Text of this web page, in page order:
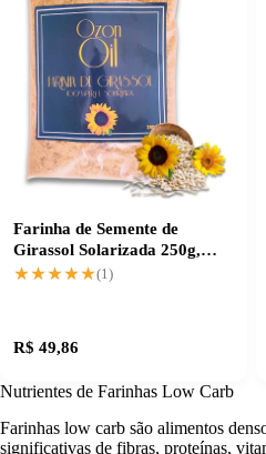
Farinha de Semente de
Girassol Solarizada 250g,
pura e natural
★★★★★
★★★★★(1)
R$ 49,86
Nutrientes de Farinhas Low Carb
Farinhas low carb são alimentos
significativas de fibras, proteínas,